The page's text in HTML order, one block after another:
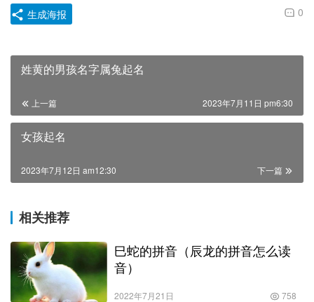
0
生成海报
姓黄的男孩名字属兔起名
上一篇 2023年7月11日 pm6:30
女孩起名
下一篇
2023年7月12日 am12:30
相关推荐
巳蛇的拼音（辰龙的拼音怎么读
音）
2022年7月21日 758